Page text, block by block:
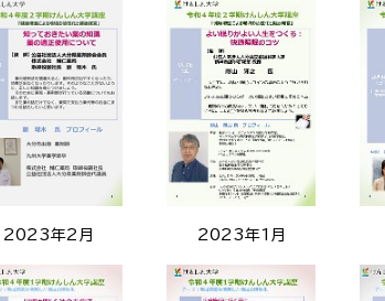
2023年2月 2023年1月